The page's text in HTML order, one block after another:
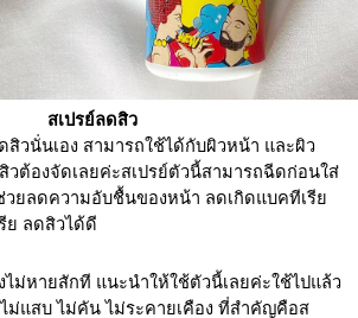
สเปรย์ลดสิว
สิวนั่นเอง สามารถใช้ได้กับผิวหน้า และผิว
วต้องจัดเลยค่ะสเปรย์ตัวนี้สามารถฉีดก่อนใส่
วยลดความอับชื้นของหน้า ลดเกิดแบคทีเรีย
ย ลดสิวได้ดี
ไม่หายสักที แนะนำให้ใช้ตัวนี้เลยค่ะใช้ไปแล้ว
ม่แสบ ไม่คัน ไม่ระคายเคือง ที่สำคัญคือส